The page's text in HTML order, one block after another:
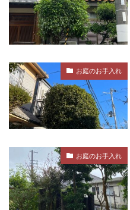
お庭のお手入れ
お庭のお手入れ